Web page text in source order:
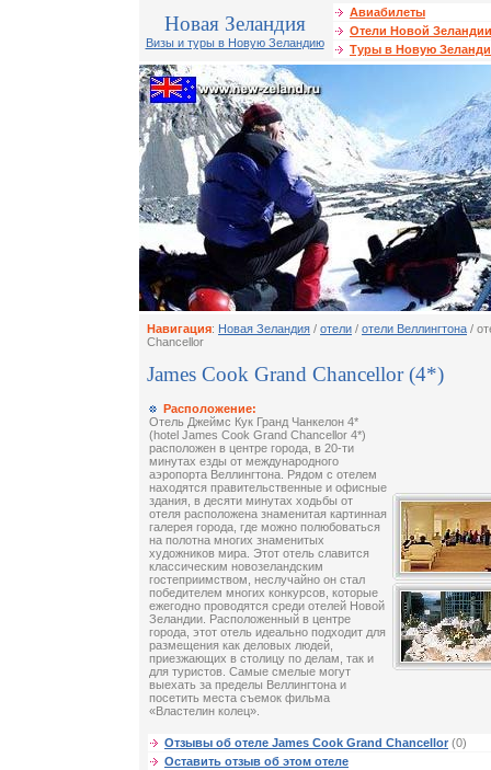
Новая Зеландия
Визы и туры в Новую Зеландию
Авиабилеты
Отели Новой Зеландии
Туры в Новую
Навигация: Новая Зеландия / отели / отели Веллингтона /
Chancellor
James Cook Grand Chancellor (4*)
Расположение:
Отель Джеймс Кук Гранд Чанкелон 4*
(hotel James Cook Grand Chancellor 4*)
расположен в центре города, в 20-ти
минутах езды от международного
аэропорта Веллингтона. Рядом с отелем
находятся правительственные и офисные
здания, в десяти минутах ходьбы от
отеля расположена знаменитая картинная
галерея города, где можно полюбоваться
на полотна многих знаменитых
художников мира. Этот отель славится
классическим новозеландским
гостеприимством, неслучайно он стал
победителем многих конкурсов, которые
ежегодно проводятся среди отелей Новой
Зеландии. Расположенный в центре
города, этот отель идеально подходит для
размещения как деловых людей,
приезжающих в столицу по делам, так и
для туристов. Самые смелые могут
выехать за пределы Веллингтона и
посетить места съемок фильма
«Властелин колец».
Отзывы об отеле James Cook Grand Chancellor (0)
Оставить отзыв об этом отеле